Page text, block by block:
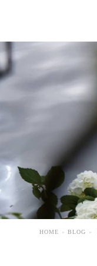
HOME BLOG